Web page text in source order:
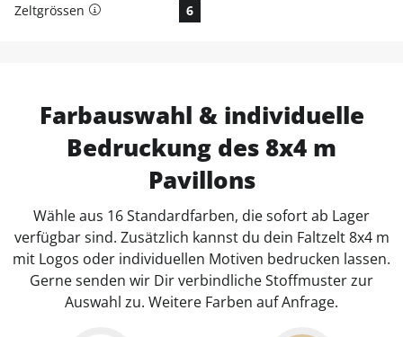
Zeltgrössen
6
Farbauswahl & individuelle
Bedruckung des 8x4 m
Pavillons
Wähle aus 16 Standardfarben, die sofort ab Lager
verfügbar sind. Zusätzlich kannst du dein Faltzelt 8x4 m
mit Logos oder individuellen Motiven bedrucken lassen.
Gerne senden wir Dir verbindliche Stoffmuster zur
Auswahl zu. Weitere Farben auf Anfrage.